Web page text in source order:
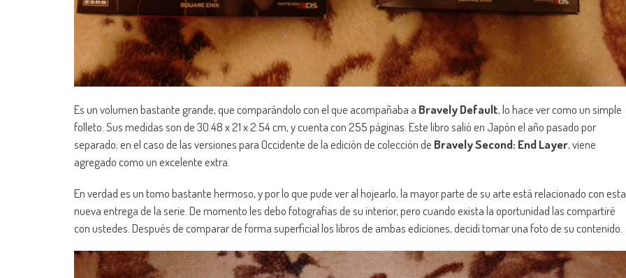
Es un volumen bastante grande, que comparándolo con el que acompañaba a Bravely Default, lo hace ver como un simple
folleto. Sus medidas son de 30.48 x 21 x 2.54 cm, y cuenta con 255 páginas. Este libro salió en Japón el año pasado por
separado; en el caso de las versiones para Occidente de la edición de colección de Bravely Second: End Layer, viene
agregado como un excelente extra.
En verdad es un tomo bastante hermoso, y por lo que pude ver al hojearlo, la mayor parte de su arte está relacionado con esta
nueva entrega de la serie. De momento les debo fotografías de su interior, pero cuando exista la oportunidad las compartiré
con ustedes. Después de comparar de forma superficial los libros de ambas ediciones, decidí tomar una foto de su contenido.